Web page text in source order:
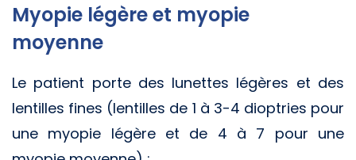
Myopie légère et myopie
moyenne
Le patient porte des lunettes légères et des
lentilles fines (lentilles de 1 à 3-4 dioptries pour
une myopie légère et de 4 à 7 pour une